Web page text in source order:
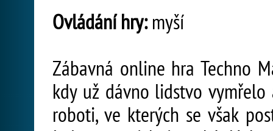
Ovládání hry:myší
Zábavná online hra Techno
kdy už dávno lidstvo
roboti, ve kterých se však